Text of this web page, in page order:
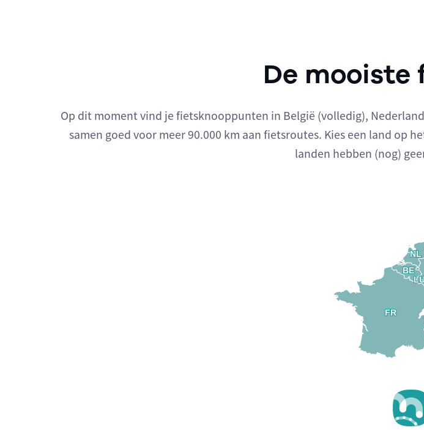
De
Op dit moment vind je fietsknooppunten in België (volledig),
samen goed voor meer 90.000 km aan fietsroutes. Kies een land
landen hebben (nog)